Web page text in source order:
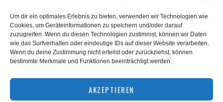
Um dir ein optimales Erlebnis zu bieten, verwenden wir Technologien wie
Cookies, um Geräteinformationen zu speichern und/oder darauf
zuzugreifen. Wenn du diesen Technologien zustimmst, können wir Daten
wie das Surfverhalten oder eindeutige IDs auf dieser Website verarbeiten.
Wenn du deine Zustimmung nicht erteilst oder zurückziehst, können
bestimmte Merkmale und Funktionen beeinträchtigt werden.
AKZEPTIEREN
BACK TO TOP